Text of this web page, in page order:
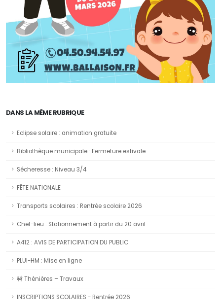
DANS LA MÊME RUBRIQUE
Eclipse solaire : animation gratuite
Bibliothèque municipale : Fermeture estivale
Sécheresse : Niveau 3/4
FÊTE NATIONALE
Transports scolaires : Rentrée scolaire 2026
Chef-lieu : Stationnement à partir du 20 avril
A412 : AVIS DE PARTICIPATION DU PUBLIC
PLUI-HM : Mise en ligne
🚧 Thénières – Travaux
INSCRIPTIONS SCOLAIRES - Rentrée 2026